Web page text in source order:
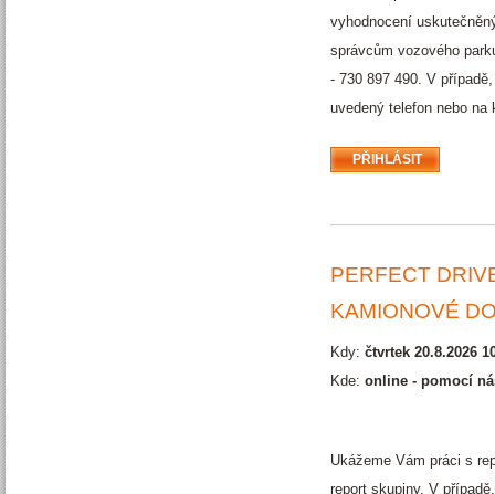
vyhodnocení
správcům vozového
- 730 897 490. V
uvedený telefon nebo
PERFECT
KAMIONOVÉ
Kdy: čtvrtek 20.8.2026
Kde: online - pomocí
Ukážeme Vám práci s
report skupiny. V